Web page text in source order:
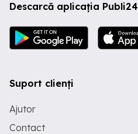
Descarcă aplicația Publi24
Suport clienți
Ajutor
Contact